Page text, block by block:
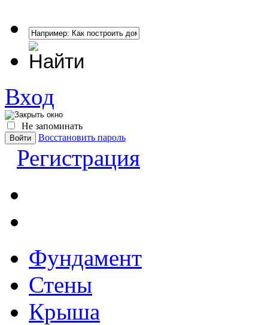
Вход
Не запоминать
Восстановить пароль
Регистрация
Фундамент
Стены
Крыша